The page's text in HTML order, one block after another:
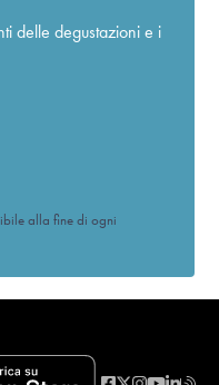
delle degustazioni e i
alla fine di ogni